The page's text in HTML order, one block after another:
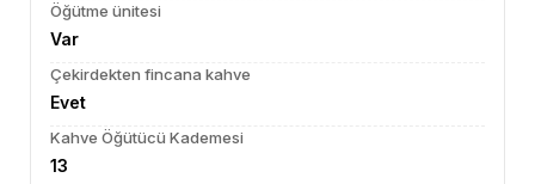
Öğütme ünitesi
Var
Çekirdekten fincana kahve
Evet
Kahve Öğütücü Kademesi
13